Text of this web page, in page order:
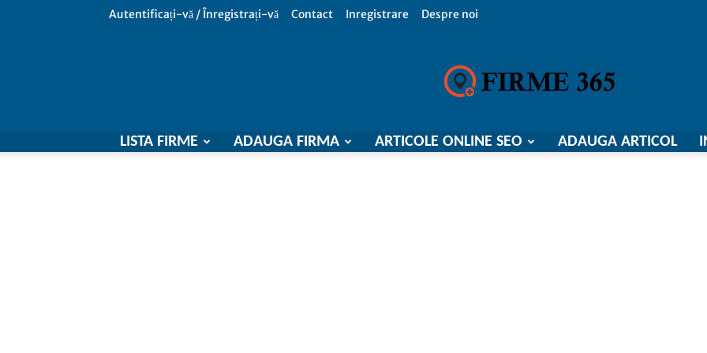
Autentificați-vă / Înregistrați-vă Contact Inregistrare Despre noi
Firme
LISTA FIRME ADAUGA FIRMA ARTICOLE ONLINE SEO ADAUGA ARTICOL